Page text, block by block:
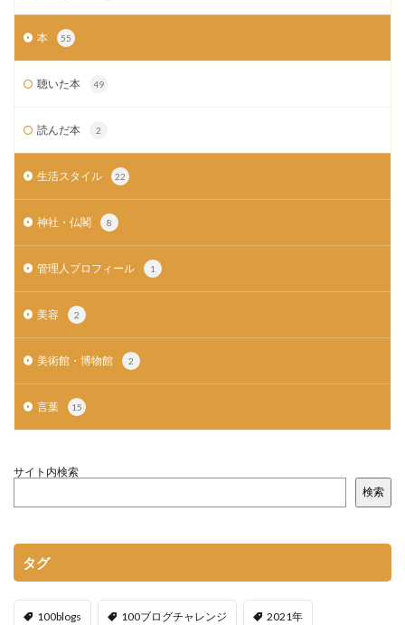
本 55
聴いた本 49
読んだ本 2
生活スタイル 22
神社・仏閣 8
管理人プロフィール 1
美容 2
美術館・博物館 2
言葉 15
サイト内検索
検索
タグ
100blogs 100ブログチャレンジ 2021年